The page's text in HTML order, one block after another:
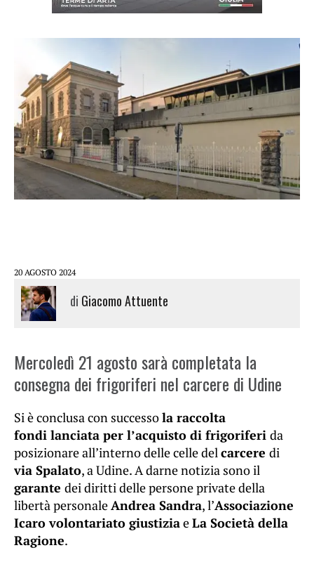
20 AGOSTO 2024
di Giacomo Attuente
Mercoledì 21 agosto sarà completata la
consegna dei frigoriferi nel carcere di Udine
Si è conclusa con successola raccolta
fondi lanciata per l’acquisto di frigoriferi da
posizionare all’interno delle celle del carcere di
via Spalato, a Udine. A darne notizia sono il
garante dei diritti delle persone private della
libertà personale Andrea Sandra, l’Associazione
Icaro volontariato giustiziaeLa Società della
Ragione.